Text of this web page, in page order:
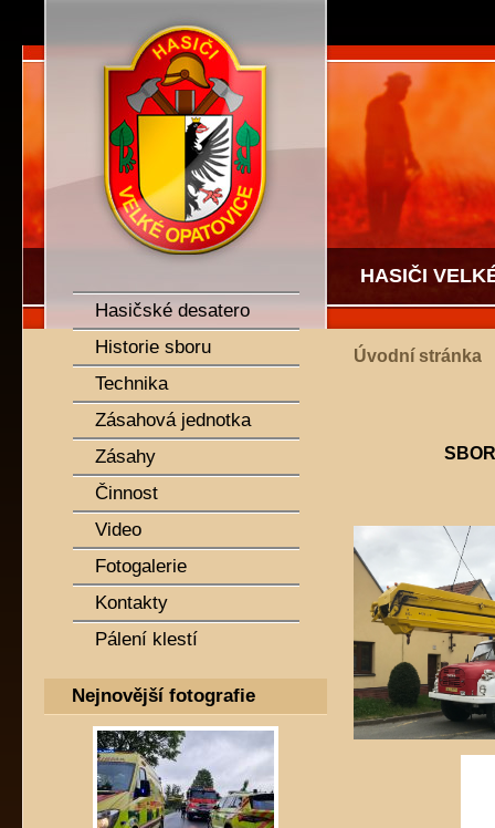
HASIČI
Úvodní stránka
SDH Velké Opatovice
Hasičské desatero
Historie sboru
Technika
Zásahová jednotka
Zásahy
Činnost
Video
Fotogalerie
Kontakty
Pálení klestí
Nejnovější fotografie